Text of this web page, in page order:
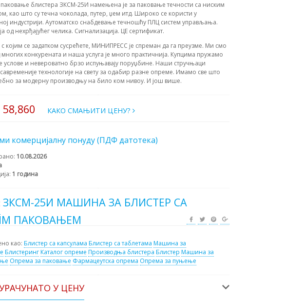
блистера ЗКСМ-25И намењена је за паковање течности са ниским
као што су течна чоколада, путер, џем итд. Широко се користи у
индустрији. Аутоматско снабдевање течношћу ПЛЦ систем управљања.
од нехрђајућег челика. Сигнализација. ЦЕ сертификат.
којим се задатком сусрећете, МИНИПРЕСС је спреман да га преузме. Ми смо
конкурената и наша услуга је много практичнија. Купцима пружамо
услове и невероватно брзо испуњавају поруџбине. Наши стручњаци
технологије на свету за одабир разне опреме. Имамо све што
за модерну производњу на било ком нивоу. И још више.
58,860 КАКО СМАЊИТИ ЦЕНУ?
комерцијалну понуду (ПДФ датотека)
10.08.2026
1 година
ЗКСМ-25И МАШИНА ЗА БЛИСТЕР СА
ПАКОВАЊЕМ
као: Блистер са капсулама Блистер са таблетама Машина за
БлистерингКаталог опреме Производња блистера Блистер Машина за
Опрема за паковање Фармацеутска опрема Опрема за пуњење
У ЦЕНУ